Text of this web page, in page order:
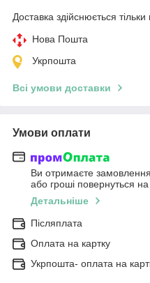
Доставка здійснюється
Нова Пошта
Укрпошта
Всі умови доставки
Умови оплати
Ви отримаєте замовлення
або гроші повернуться
Детальніше
Післяплата
Оплата на картку
Укрпошта- оплата на